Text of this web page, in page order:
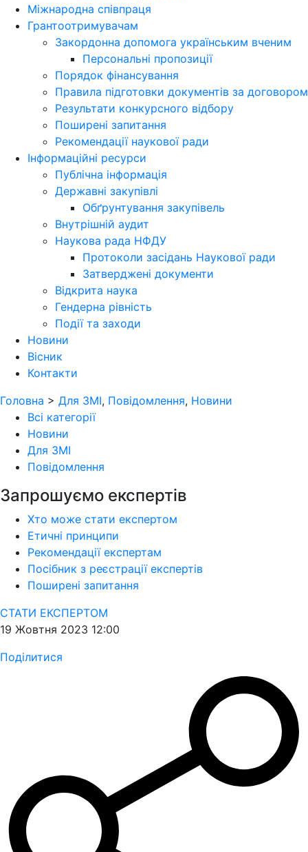
Міжнародна співпраця
Грантоотримувачам
Закордонна допомога українським вченим
Персональні пропозиції
Порядок фінансування
Правила підготовки документів за договором
Результати конкурсного відбору
Поширені запитання
Рекомендації наукової ради
Інформаційні ресурси
Публічна інформація
Державні закупівлі
Обґрунтування закупівель
Внутрішній аудит
Наукова рада НФДУ
Протоколи засідань Наукової ради
Затверджені документи
Відкрита наука
Гендерна рівність
Події та заходи
Новини
Вісник
Контакти
Головна > Для ЗМІ, Повідомлення, Новини
Всі категорії
Новини
Для ЗМІ
Повідомлення
Запрошуємо експертів
Хто може стати експертом
Етичні принципи
Рекомендації експертам
Посібник з реєстрації експертів
Поширені запитання
СТАТИ ЕКСПЕРТОМ
19 Жовтня 2023 12:00
Поділитися